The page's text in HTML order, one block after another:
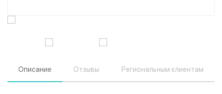
Описание Отзывы Региональным клиентам